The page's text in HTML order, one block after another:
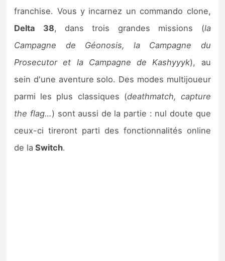
franchise. Vous y incarnez un commando clone,
Delta 38, dans trois grandes missions (la
Campagne de Géonosis, la Campagne du
Prosecutor et la Campagne de Kashyyyk), au
sein d'une aventure solo. Des modes multijoueur
parmi les plus classiques (deathmatch, capture
the flag…) sont aussi de la partie : nul doute que
ceux-ci tireront parti des fonctionnalités online
de la Switch.